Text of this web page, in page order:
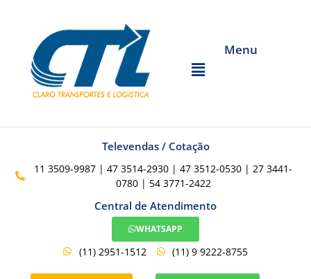
Menu
Televendas / Cotação
11 3509-9987 | 47 3514-2930 | 47 3512-0530 | 27 3441-
0780 | 54 3771-2422
Central de Atendimento
WHATSAPP
(11) 2951-1512 (11) 9 9222-8755